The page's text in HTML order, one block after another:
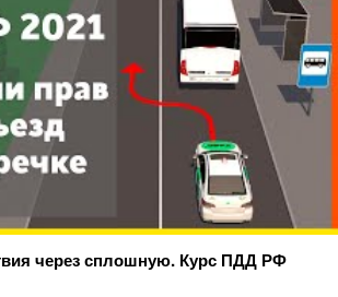
через сплошную. Курс ПДД РФ